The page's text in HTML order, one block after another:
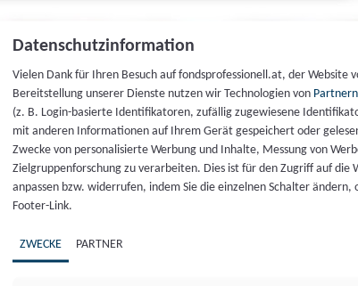
Datenschutzinformation
Vielen Dank für Ihren Besuch auf fondsprofessionell.at, der Website
Bereitstellung unserer Dienste nutzen wir Technologien von
(z. B. Login-basierte Identifikatoren, zufällig zugewiesene
mit anderen Informationen auf Ihrem Gerät gespeichert oder
Zwecke von personalisierte Werbung und Inhalte, Messung von
Zielgruppenforschung zu verarbeiten. Dies ist für den Zugriff auf
anpassen bzw. widerrufen, indem Sie die einzelnen Schalter
Footer-Link.
ZWECKE PARTNER